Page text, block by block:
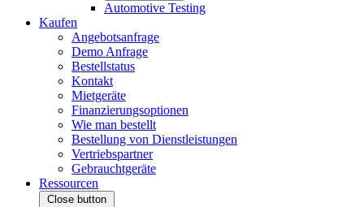
Automotive Testing
Kaufen
Angebotsanfrage
Demo Anfrage
Bestellstatus
Kontakt
Mietgeräte
Finanzierungsoptionen
Wie man bestellt
Bestellung von Dienstleistungen
Vertriebspartner
Gebrauchtgeräte
Ressourcen
Close button